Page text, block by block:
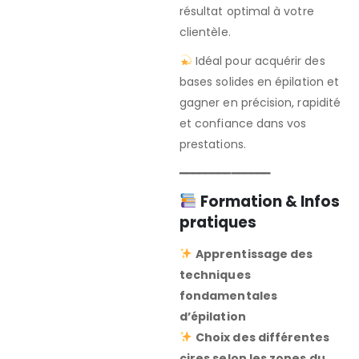
résultat optimal à votre
clientèle.
Idéal pour acquérir des
bases solides en épilation et
gagner en précision, rapidité
et confiance dans vos
prestations.
━━━━━━━━━━━━━━
Formation & Infos
pratiques
Apprentissage des
techniques
fondamentales
d’épilation
Choix des différentes